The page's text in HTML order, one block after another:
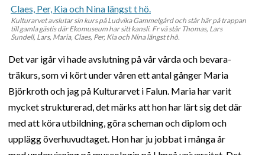
Kulturarvet avslutar sin kurs på Ludvika Gammelgård och står här på trappan
till gamla gästis där Ekomuseum har sitt kansli. Fr vä står Thomas, Lars
Sundell, Lars, Maria, Claes, Per, Kia och Nina längst t hö.
Det var igår vi hade avslutning på vår vårda och bevara-
träkurs, som vi kört under våren ett antal gånger Maria
Björkroth och jag på Kulturarvet i Falun. Maria har varit
mycket strukturerad, det märks att hon har lärt sig det där
med att köra utbildning, göra scheman och diplom och
upplägg överhuvudtaget. Hon har ju jobbat i många år